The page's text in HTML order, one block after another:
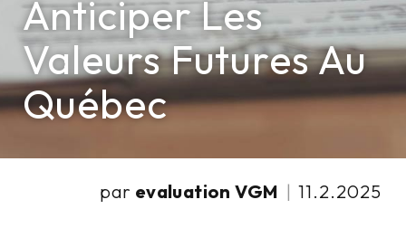
Anticiper Les
Valeurs Futures Au
Québec
par evaluation VGM | 11.2.2025